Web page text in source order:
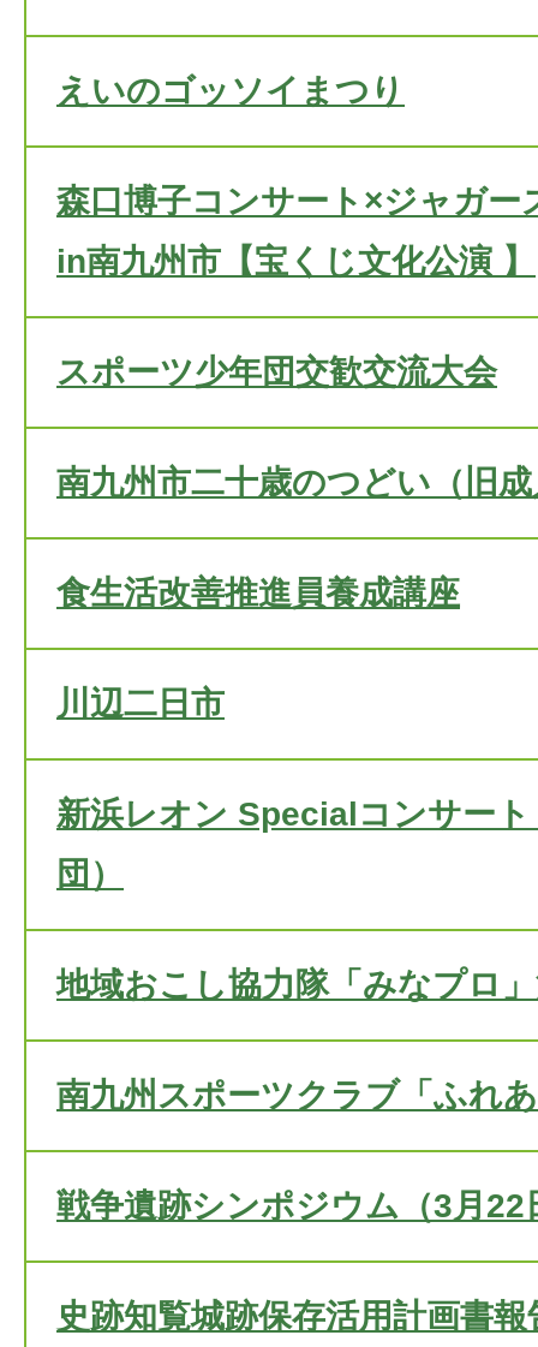
えいのゴッソイまつり
森口博子コンサート×ジャガー
in南九州市【宝くじ文化公演 】
スポーツ少年団交歓交流大会
南九州市二十歳のつどい（旧
食生活改善推進員養成講座
川辺二日市
新浜レオン Specialコンサー
団）
地域おこし協力隊「みなプロ
南九州スポーツクラブ「ふれ
戦争遺跡シンポジウム（3月22
史跡知覧城跡保存活用計画書